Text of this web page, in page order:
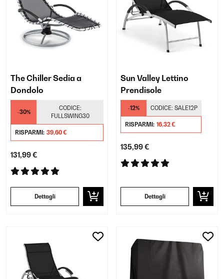
The Chiller Sedia a
Dondolo
-30%
CODICE:
FULLSWING30
RISPARMI: 39,60 €
131,99 €
Dettagli
Sun Valley Lettino
Prendisole
-12% CODICE: SALE12P
RISPARMI: 16,32 €
135,99 €
Dettagli